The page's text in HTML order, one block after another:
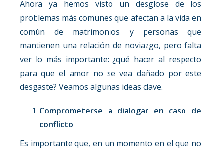
Ahora ya hemos visto un desglose de los
problemas más comunes que afectan a la vida en
común de matrimonios y personas que
mantienen una relación de noviazgo, pero falta
ver lo más importante: ¿qué hacer al respecto
para que el amor no se vea dañado por este
desgaste? Veamos algunas ideas clave.
Comprometerse a dialogar en caso de
conflicto
Es importante que, en un momento en el que no